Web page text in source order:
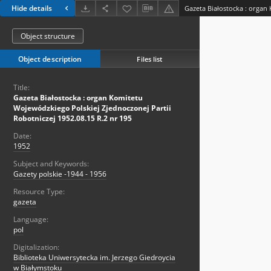
Hide details
Object structure
Object description Files list
Title:
Gazeta Białostocka : organ Komitetu
Wojewódzkiego Polskiej Zjednoczonej Partii
Robotniczej 1952.08.15 R.2 nr 195
Date:
1952
Subject and Keywords:
Gazety polskie -1944 - 1956
Resource Type:
gazeta
Language:
pol
Digitalization:
Biblioteka Uniwersytecka im. Jerzego Giedroycia
w Białymstoku